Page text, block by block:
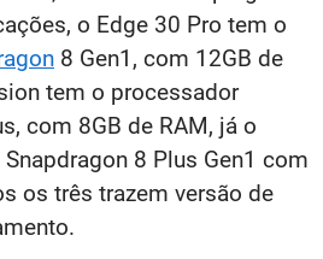
o Edge 30 Pro tem o
8 Gen1, com 12GB de
tem o processador
com 8GB de RAM, já o
8 Plus Gen1 com
os três trazem versão de